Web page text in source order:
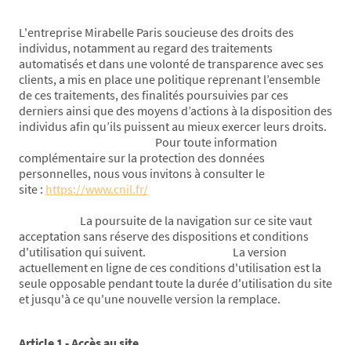
L'entreprise Mirabelle Paris soucieuse des droits des
individus, notamment au regard des traitements
automatisés et dans une volonté de transparence avec ses
clients, a mis en place une politique reprenant l’ensemble
de ces traitements, des finalités poursuivies par ces
derniers ainsi que des moyens d’actions à la disposition des
individus afin qu’ils puissent au mieux exercer leurs droits.
Pour toute information
complémentaire sur la protection des données
personnelles, nous vous invitons à consulter le
site : https://www.cnil.fr/
La poursuite de la navigation sur ce site vaut
acceptation sans réserve des dispositions et conditions
d'utilisation qui suivent. La version
actuellement en ligne de ces conditions d'utilisation est la
seule opposable pendant toute la durée d'utilisation du site
et jusqu'à ce qu'une nouvelle version la remplace.